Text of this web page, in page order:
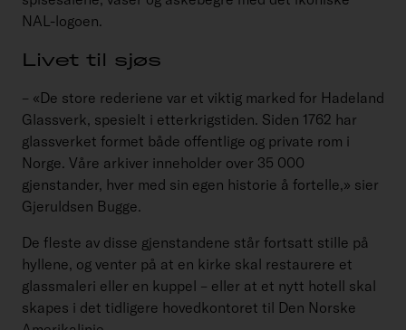
NAL-logoen.
Livet til sjøs
– «De store rederiene var et viktig marked for Hadeland
Glassverk, spesielt i etterkrigstiden. Siden 1762 har
glassverket formet både offentlige og private rom i
Norge. Våre arkiver inneholder over 35 000
gjenstander, hver med sin egen historie å fortelle,» sier
Gjeruldsen Bugge.
De fleste av disse gjenstandene står fortsatt stille på
hyllene, og venter på at en kirke skal restaurere et
glassmaleri eller en kuppel – eller at et nytt hotell skal
skapes i det tidligere hovedkontoret til Den Norske